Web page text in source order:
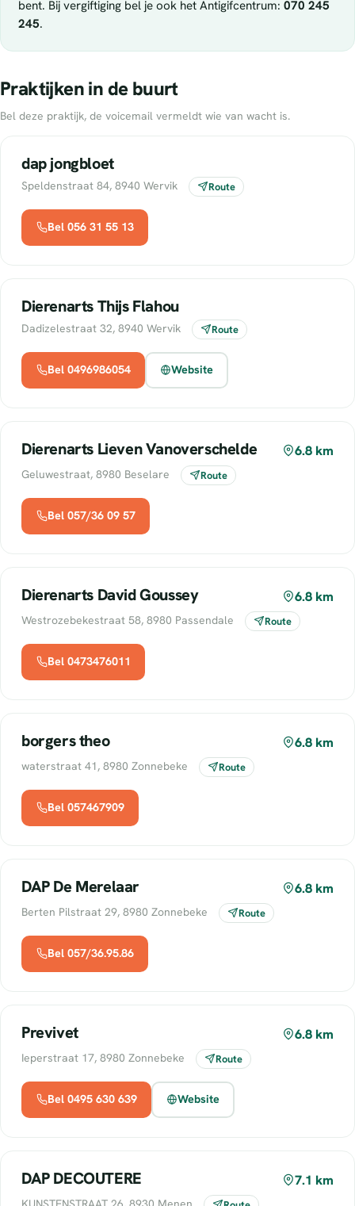
bent. Bij vergiftiging bel je ook het Antigifcentrum: 070 245
245.
Praktijken in de buurt
Bel deze praktijk, de voicemail vermeldt wie van wacht is.
dap jongbloet
Speldenstraat 84, 8940 Wervik Route
Bel 056 31 55 13
Dierenarts Thijs Flahou
Dadizelestraat 32, 8940 Wervik Route
Bel 0496986054 Website
Dierenarts Lieven Vanoverschelde 6.8 km
Geluwestraat, 8980 Beselare Route
Bel 057/36 09 57
Dierenarts David Goussey 6.8 km
Westrozebekestraat 58, 8980 Passendale Route
Bel 0473476011
borgers theo 6.8 km
waterstraat 41, 8980 Zonnebeke Route
Bel 057467909
DAP De Merelaar 6.8 km
Berten Pilstraat 29, 8980 Zonnebeke Route
Bel 057/36.95.86
Previvet 6.8 km
Ieperstraat 17, 8980 Zonnebeke Route
Bel 0495 630 639 Website
DAP DECOUTERE 7.1 km